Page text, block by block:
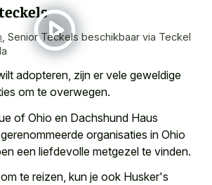
Senior Teckels beschikbaar via Teckel
adopteren, zijn er vele geweldige
om te overwegen.
of Ohio en Dachshund Haus
organisaties in Ohio
een liefdevolle metgezel te vinden.
te reizen, kun je ook Husker's